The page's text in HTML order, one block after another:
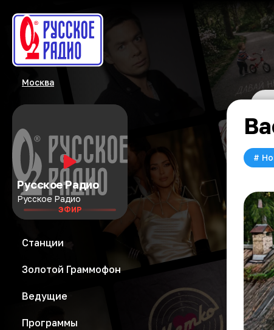
Москва
Русское Радио
Русское Радио
ЭФИР
Станции
Золотой Граммофон
Ведущие
Программы
#